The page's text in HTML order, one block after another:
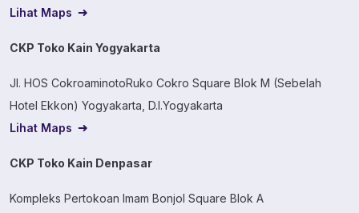
Lihat Maps
CKP Toko Kain Yogyakarta
Jl. HOS CokroaminotoRuko Cokro Square Blok M (Sebelah
Hotel Ekkon) Yogyakarta, D.I.Yogyakarta
Lihat Maps
CKP Toko Kain Denpasar
Kompleks Pertokoan Imam Bonjol Square Blok A